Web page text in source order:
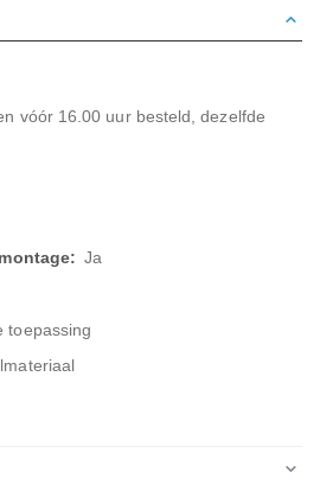
vóór 16.00 uur besteld, dezelfde
Ja
toepassing